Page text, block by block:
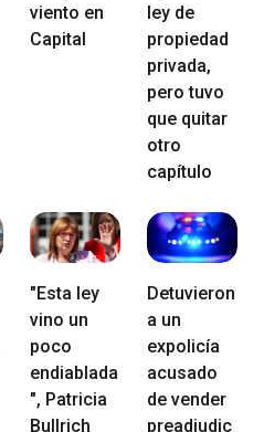
viento en
Capital
ley de
propiedad
privada,
pero tuvo
que quitar
otro
capítulo
"Esta ley
vino un
poco
endiablada
", Patricia
Bullrich
Detuvieron
a un
expolicía
acusado
de vender
preadjudic